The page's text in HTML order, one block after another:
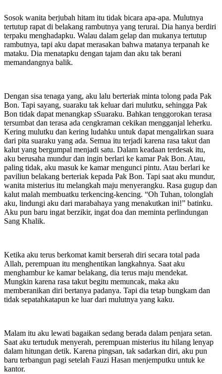
Sosok wanita berjubah hitam itu tidak bicara apa-apa. Mulutnya
tertutup rapat di belakang rambutnya yang terurai. Dia hanya berdiri
terpaku menghadapku. Walau dalam gelap dan mukanya tertutup
rambutnya, tapi aku dapat merasakan bahwa matanya terpanah ke
mataku. Dia menatapku dengan tajam dan aku tak berani
memandangnya balik.
Dengan sisa tenaga yang, aku lalu berteriak minta tolong pada Pak
Bon. Tapi sayang, suaraku tak keluar dari mulutku, sehingga Pak
Bon tidak dapat menangkap sSuaraku. Bahkan tenggorokan terasa
tersumbat dan terasa ada cengkraman cekikan mengganjal leherku.
Kering mulutku dan kering ludahku untuk dapat mengalirkan suara
dari pita suaraku yang ada. Semua itu terjadi karena rasa takut dan
kalut yang bergumpal menjadi satu. Dalam keadaan terdesak itu,
aku berusaha mundur dan ingin berlari ke kamar Pak Bon. Atau,
paling tidak, aku masuk ke kamar mengunci pintu. Atau berlari ke
paviliun belakang berteriak kepada Pak Bon. Tapi saat aku mundur,
wanita misterius itu melangkah maju menyerangku. Rasa gugup dan
kalut malah membuatku terkencing-kencing. “Oh Tuhan, tolonglah
aku, lindungi aku dari marabahaya yang menakutkan ini!” batinku.
Aku pun baru ingat berzikir, ingat doa dan meminta perlindungan
Sang Khalik.
Ketika aku terus berkomat kamit berserah diri secara total pada
Allah, perempuan itu menghentikan langkahnya. Saat aku
menghambur ke kamar belakang, dia terus maju mendekat.
Mungkin karena rasa takut begitu memuncak, maka aku
memberanikan diri bertanya padanya. Tapi dia tetap bungkam dan
tidak sepatahkatapun ke luar dari mulutnya yang kaku.
Malam itu aku lewati bagaikan sedang berada dalam penjara setan.
Saat aku tertuduk menyerah, perempuan misterius itu hilang lenyap
dalam hitungan detik. Karena pingsan, tak sadarkan diri, aku pun
baru terbangun pagi setelah Fauzi Hasan menjemputku untuk ke
kantor.